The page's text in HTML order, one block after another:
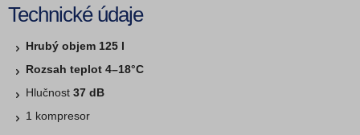
Technické údaje
Hrubý objem 125 l
Rozsah teplot 4–18°C
Hlučnost 37 dB
1 kompresor